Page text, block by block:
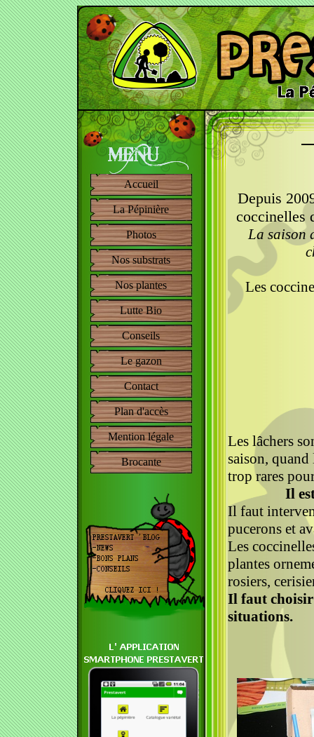
Depuis
coccinelles
La saison
Les
Les lâchers
saison, quand
trop rares
Il
Il faut
pucerons et
Les
plantes
rosiers,
Il faut choisir
situations.
Accueil
La Pépinière
Photos
Nos substrats
Nos plantes
Lutte Bio
Conseils
Le gazon
Contact
Plan d'accès
Mention légale
Brocante